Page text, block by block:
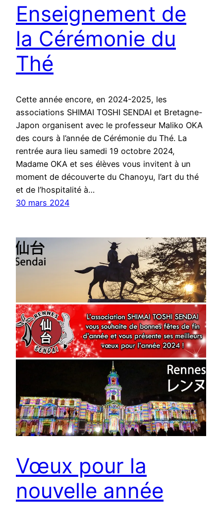
Enseignement de
la Cérémonie du
Thé
Cette année encore, en 2024-2025, les
associations SHIMAI TOSHI SENDAI et Bretagne-
Japon organisent avec le professeur Maliko OKA
des cours à l’année de Cérémonie du Thé. La
rentrée aura lieu samedi 19 octobre 2024,
Madame OKA et ses élèves vous invitent à un
moment de découverte du Chanoyu, l’art du thé
et de l’hospitalité à…
30 mars 2024
Vœux pour la
nouvelle année